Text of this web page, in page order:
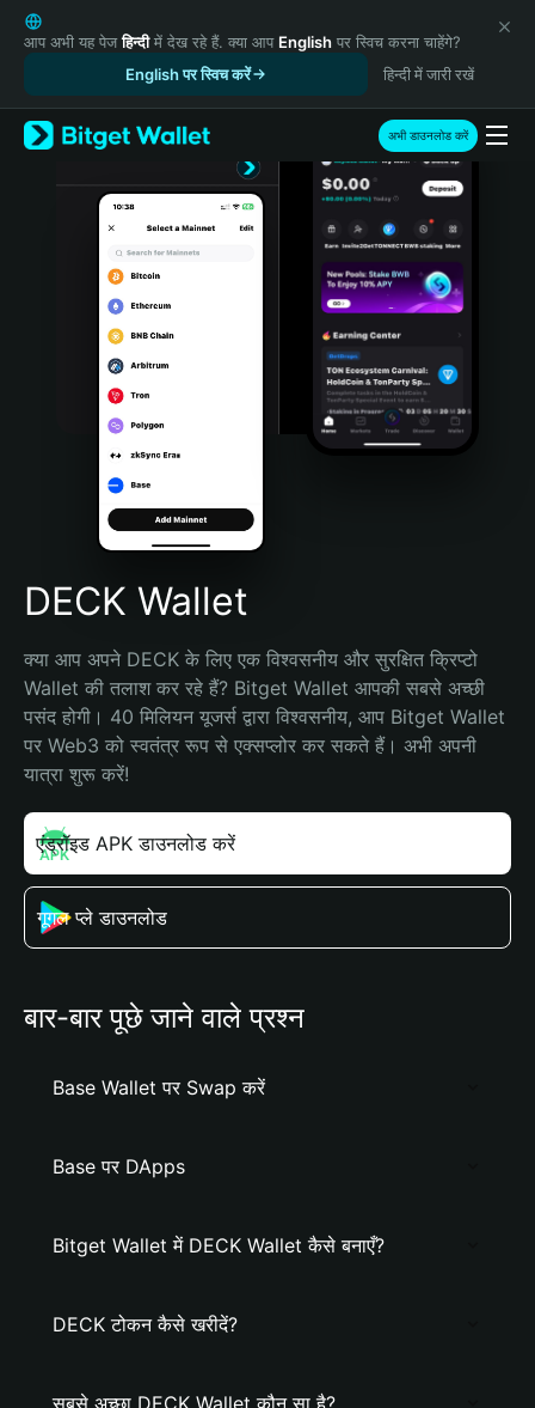
English
日本語
Русский
Español (Latinoamérica)
Türkçe
Português (Portugal)
Bahasa Indonesia
Português (Brasil)
Español (Argentina)
आप अभी यह पेजहिन्दीमें देख रहे हैं. क्या आप English पर स्विच करना चाहेंगे?
English पर स्विच करें
हिन्दी में जारी रखें
अभी डाउनलोड करें
DECK Wallet
क्या आप अपने DECK के लिए एक विश्वसनीय और सुरक्षित क्रिप्टो
Wallet की तलाश कर रहे हैं? Bitget Wallet आपकी सबसे अच्छी
पसंद होगी। 40 मिलियन यूजर्स द्वारा विश्वसनीय, आप Bitget Wallet
पर Web3 को स्वतंत्र रूप से एक्सप्लोर कर सकते हैं। अभी अपनी
यात्रा शुरू करें!
एंड्रॉइड APK डाउनलोड करें
गूगल प्ले डाउनलोड
बार-बार पूछे जाने वाले प्रश्न
Base Wallet पर Swap करें
Base पर DApps
Bitget Wallet में DECK Wallet कैसे बनाएँ?
DECK टोकन कैसे खरीदें?
सबसे अच्छा DECK Wallet कौन सा है?